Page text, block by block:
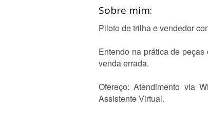
Sobre mim:
Piloto de trilha e vendedor
Entendo na prática de
venda errada.
Ofereço: Atendimento via
Assistente Virtual.